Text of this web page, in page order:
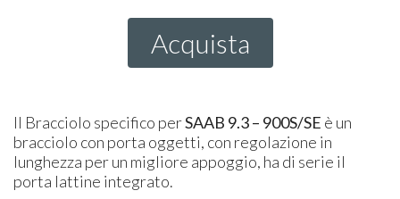
Acquista
Il Bracciolo specifico perSAAB 9.3 – 900S/SE è un
bracciolo con porta oggetti, con regolazione in
lunghezza per un migliore appoggio, ha di serie il
porta lattine integrato.